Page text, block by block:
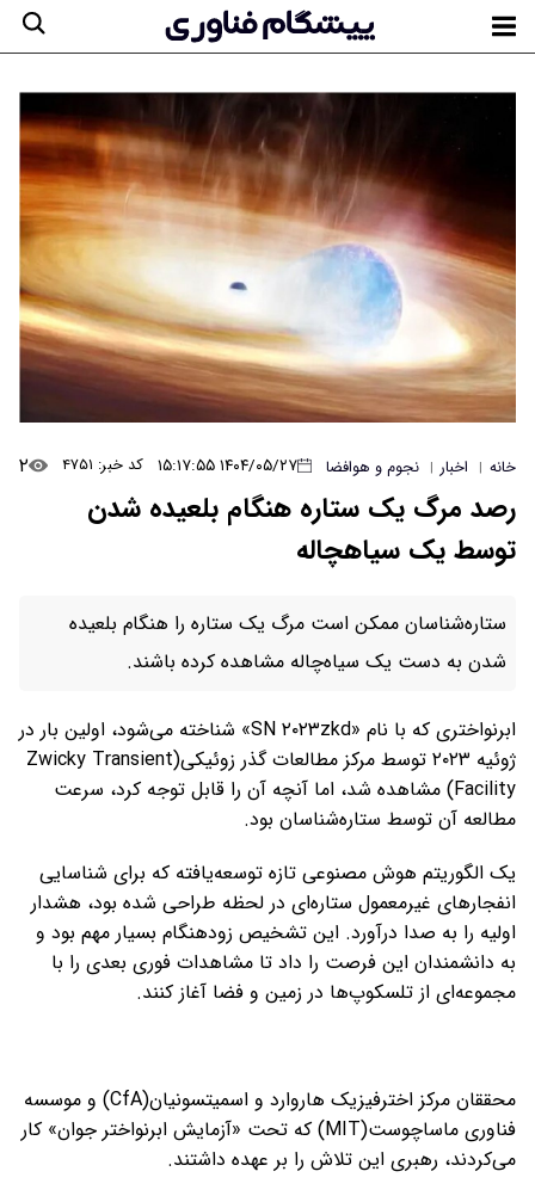
خانه | اخبار | نجوم و هوافضا ۱۴۰۴/۰۵/۲۷ ۱۵:۱۷:۵۵ کد خبر: ۴۷۵۱ ۲
رصد مرگ یک ستاره هنگام بلعیده شدن
توسط یک سیاهچاله
ستاره‌شناسان ممکن است مرگ یک ستاره را هنگام بلعیده
شدن به دست یک سیاه‌چاله مشاهده کرده باشند.
ابرنواختری که با نام «SN ۲۰۲۳zkd» شناخته می‌شود، اولین بار در
ژوئیه ۲۰۲۳ توسط مرکز مطالعات گذر زوئیکی(Zwicky Transient
Facility) مشاهده شد، اما آنچه آن را قابل توجه کرد، سرعت
مطالعه آن توسط ستاره‌شناسان بود.
یک الگوریتم هوش مصنوعی تازه توسعه‌یافته که برای شناسایی
انفجارهای غیرمعمول ستاره‌ای در لحظه طراحی شده بود، هشدار
اولیه را به صدا درآورد. این تشخیص زودهنگام بسیار مهم بود و
به دانشمندان این فرصت را داد تا مشاهدات فوری بعدی را با
مجموعه‌ای از تلسکوپ‌ها در زمین و فضا آغاز کنند.
محققان مرکز اخترفیزیک هاروارد و اسمیتسونیان(CfA) و موسسه
فناوری ماساچوست(MIT) که تحت «آزمایش ابرنواختر جوان» کار
می‌کردند، رهبری این تلاش را بر عهده داشتند.